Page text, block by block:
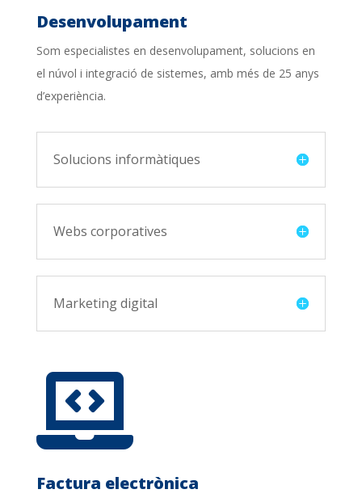
Desenvolupament
Som especialistes en desenvolupament, solucions en
el núvol i integració de sistemes, amb més de 25 anys
d’experiència.
Solucions informàtiques
Webs corporatives
Marketing digital

Factura electrònica